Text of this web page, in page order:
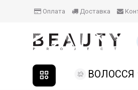
Оплата Доставка
ВОЛОССЯ